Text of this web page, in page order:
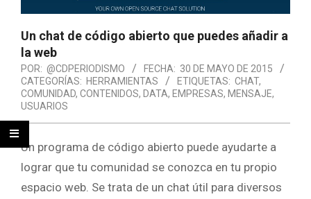
Un chat de código abierto que puedes añadir a
la web
POR: @CDPERIODISMO FECHA: 30 DE MAYO DE 2015
CATEGORÍAS: HERRAMIENTAS ETIQUETAS: CHAT,
COMUNIDAD, CONTENIDOS, DATA, EMPRESAS, MENSAJE,
USUARIOS
Un programa de código abierto puede ayudarte a
lograr que tu comunidad se conozca en tu propio
espacio web. Se trata de un chat útil para diversos